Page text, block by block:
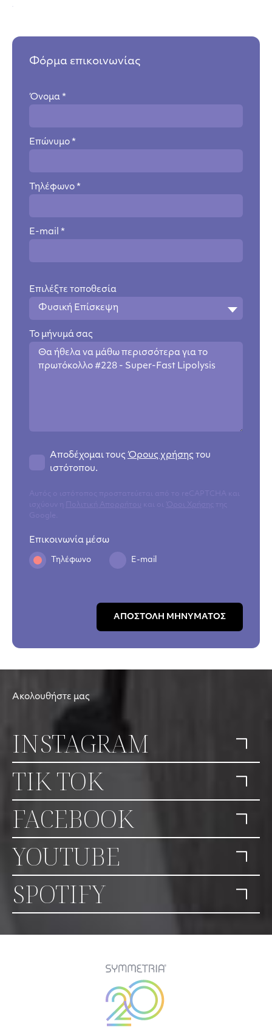
Φόρμα επικοινωνίας
Όνομα *
Επώνυμο *
Τηλέφωνο *
E-mail *
Επιλέξτε τοποθεσία
Φυσική Επίσκεψη
Το μήνυμά σας
Αποδέχομαι τους Όρους χρήσης του
ιστότοπου.
Αυτός ο ιστότοπος προστατεύεται από το reCAPTCHA και
Επικοινωνία μέσω
Τηλέφωνο E-mail
ΑΠΟΣΤΟΛΗ ΜΗΝΥΜΑΤΟΣ
Ακολουθήστε μας
INSTAGRAM
TIK TOK
FACEBOOK
YOUTUBE
SPOTIFY